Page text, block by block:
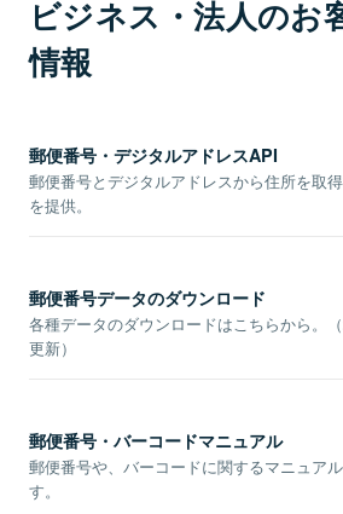
ビジネス・法人のお
情報
郵便番号・デジタルアドレスAPI
郵便番号とデジタルアドレスから住所を取
を提供。
郵便番号データのダウンロード
各種データのダウンロードはこちらから。
更新）
郵便番号・バーコードマニュアル
郵便番号や、バーコードに関するマニュア
す。